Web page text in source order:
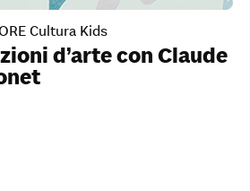
Cultura Kids
d’arte con Claude